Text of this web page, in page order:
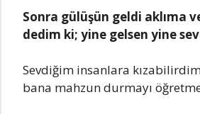
Sonra gülüşün geldi aklıma
dedim ki; yine gelsen yine
Sevdiğim insanlara
bana mahzun durmayı